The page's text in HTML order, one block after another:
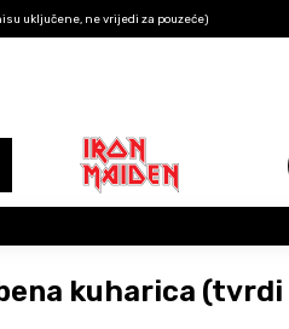
uključene, ne vrijedi za pouzeće)
kuharica (tvrdi